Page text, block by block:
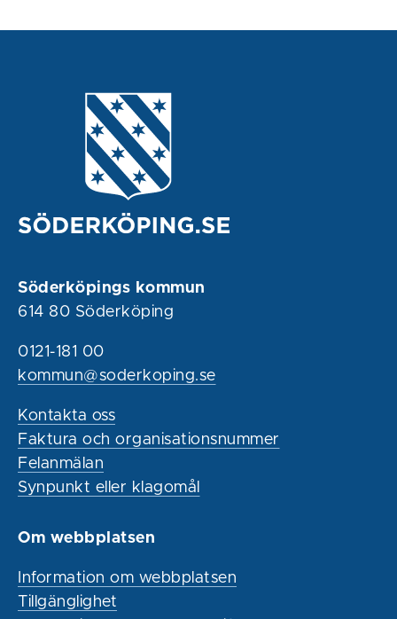
Söderköpings kommun
614 80 Söderköping
0121-181 00
kommun@soderkoping.se
Kontakta oss
Faktura och organisationsnummer
Felanmälan
Synpunkt eller klagomål
Om webbplatsen
Information om webbplatsen
Tillgänglighet